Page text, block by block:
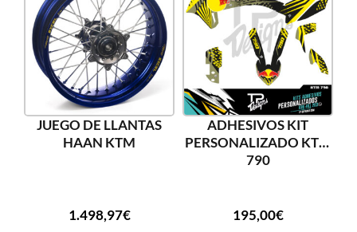
JUEGO DE LLANTAS
HAAN KTM
1.498,97€
ADHESIVOS KIT
PERSONALIZADO KTM
790
195,00€